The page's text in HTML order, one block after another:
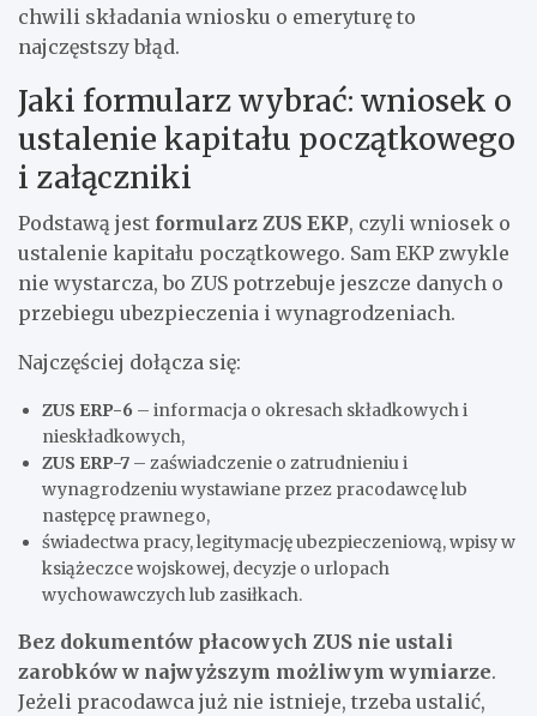
chwili składania wniosku o emeryturę to
najczęstszy błąd.
Jaki formularz wybrać: wniosek o
ustalenie kapitału początkowego
i załączniki
Podstawą jest formularz ZUS EKP, czyli wniosek o
ustalenie kapitału początkowego. Sam EKP zwykle
nie wystarcza, bo ZUS potrzebuje jeszcze danych o
przebiegu ubezpieczenia i wynagrodzeniach.
Najczęściej dołącza się:
ZUS ERP-6 – informacja o okresach składkowych i
nieskładkowych,
ZUS ERP-7 – zaświadczenie o zatrudnieniu i
wynagrodzeniu wystawiane przez pracodawcę lub
następcę prawnego,
świadectwa pracy, legitymację ubezpieczeniową, wpisy w
książeczce wojskowej, decyzje o urlopach
wychowawczych lub zasiłkach.
Bez dokumentów płacowych ZUS nie ustali
zarobków w najwyższym możliwym wymiarze.
Jeżeli pracodawca już nie istnieje, trzeba ustalić,